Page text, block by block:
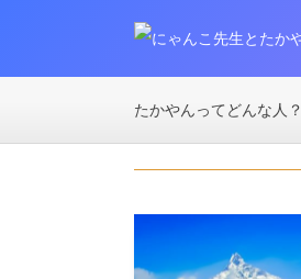
たかやんってどんな人？